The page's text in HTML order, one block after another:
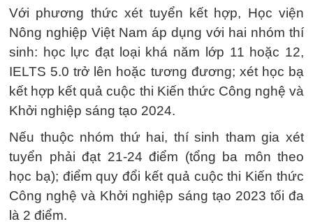
Với phương thức xét tuyển kết hợp, Học viện
Nông nghiệp Việt Nam áp dụng với hai nhóm thí
sinh: học lực đạt loại khá năm lớp 11 hoặc 12,
IELTS 5.0 trở lên hoặc tương đương; xét học bạ
kết hợp kết quả cuộc thi Kiến thức Công nghệ và
Khởi nghiệp sáng tạo 2024.
Nếu thuộc nhóm thứ hai, thí sinh tham gia xét
tuyển phải đạt 21-24 điểm (tổng ba môn theo
học bạ); điểm quy đổi kết quả cuộc thi Kiến thức
Công nghệ và Khởi nghiệp sáng tạo 2023 tối đa
là 2 điểm.